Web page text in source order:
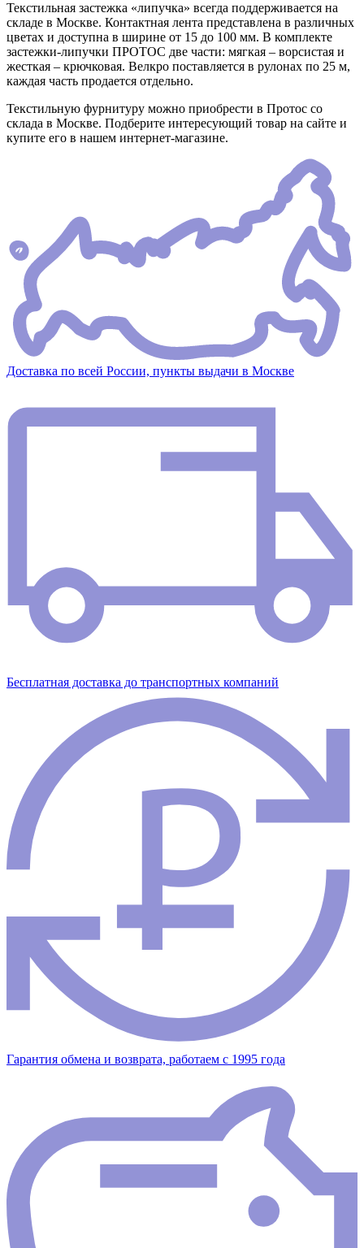
Текстильная застежка «липучка» всегда поддерживается на
складе в Москве. Контактная лента представлена в различных
цветах и доступна в ширине от 15 до 100 мм. В комплекте
застежки-липучки ПРОТОС две части: мягкая – ворсистая и
жесткая – крючковая. Велкро поставляется в рулонах по 25 м,
каждая часть продается отдельно.
Текстильную фурнитуру можно приобрести в Протос со
склада в Москве. Подберите интересующий товар на сайте и
купите его в нашем интернет-магазине.
Доставка по всей России, пункты выдачи в Москве
Бесплатная доставка до транспортных компаний
Гарантия обмена и возврата, работаем с 1995 года